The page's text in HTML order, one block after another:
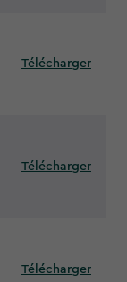
Télécharger
Télécharger
Télécharger